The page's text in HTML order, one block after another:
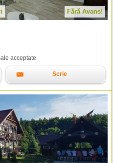
Fără Avans!
acceptate
Scrie